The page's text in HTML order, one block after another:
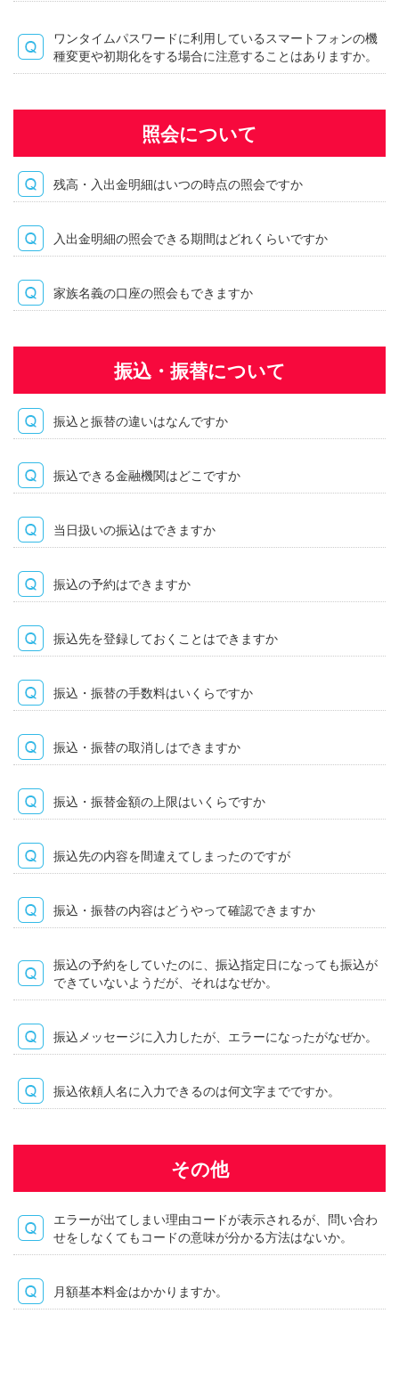
ワンタイムパスワードに利用しているスマートフォンの機
種変更や初期化をする場合に注意することはありますか。
照会について
残高・入出金明細はいつの時点の照会ですか
入出金明細の照会できる期間はどれくらいですか
家族名義の口座の照会もできますか
振込・振替について
振込と振替の違いはなんですか
振込できる金融機関はどこですか
当日扱いの振込はできますか
振込の予約はできますか
振込先を登録しておくことはできますか
振込・振替の手数料はいくらですか
振込・振替の取消しはできますか
振込・振替金額の上限はいくらですか
振込先の内容を間違えてしまったのですが
振込・振替の内容はどうやって確認できますか
振込の予約をしていたのに、振込指定日になっても振込が
できていないようだが、それはなぜか。
振込メッセージに入力したが、エラーになったがなぜか。
振込依頼人名に入力できるのは何文字までですか。
その他
エラーが出てしまい理由コードが表示されるが、問い合わ
せをしなくてもコードの意味が分かる方法はないか。
月額基本料金はかかりますか。